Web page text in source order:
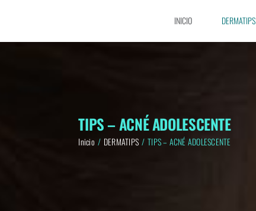
INICIO DERMATIPS
TIPS – ACNÉ ADOLESCENTE
Inicio DERMATIPS TIPS – ACNÉ ADOLESCENTE